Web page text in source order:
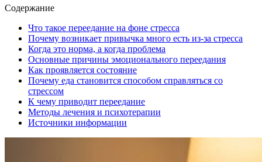
Содержание
Что такое переедание на фоне стресса
Почему возникает привычка много есть из-за стресса
Когда это норма, а когда проблема
Основные причины эмоционального переедания
Как проявляется состояние
Почему еда становится способом справляться со
стрессом
К чему приводит переедание
Методы лечения и психотерапии
Источники информации